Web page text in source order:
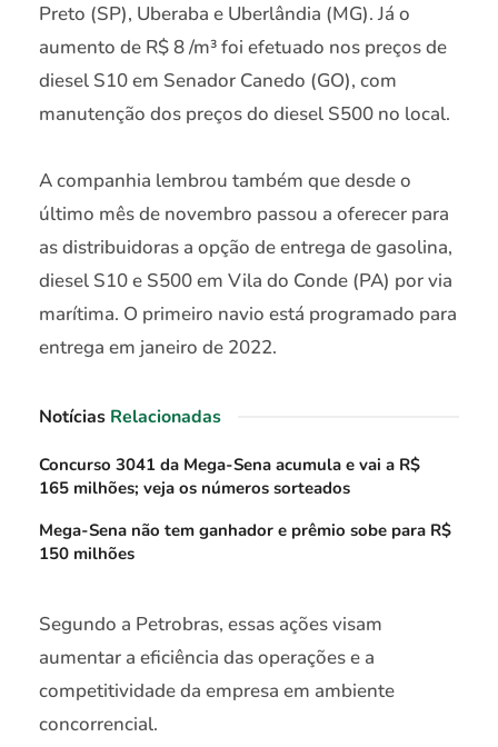
Preto (SP), Uberaba e Uberlândia (MG). Já o
aumento de R$ 8 /m³ foi efetuado nos preços de
diesel S10 em Senador Canedo (GO), com
manutenção dos preços do diesel S500 no local.
A companhia lembrou também que desde o
último mês de novembro passou a oferecer para
as distribuidoras a opção de entrega de gasolina,
diesel S10 e S500 em Vila do Conde (PA) por via
marítima. O primeiro navio está programado para
entrega em janeiro de 2022.
Notícias Relacionadas
Concurso 3041 da Mega-Sena acumula e vai a R$
165 milhões; veja os números sorteados
Mega-Sena não tem ganhador e prêmio sobe para R$
150 milhões
Segundo a Petrobras, essas ações visam
aumentar a eficiência das operações e a
competitividade da empresa em ambiente
concorrencial.